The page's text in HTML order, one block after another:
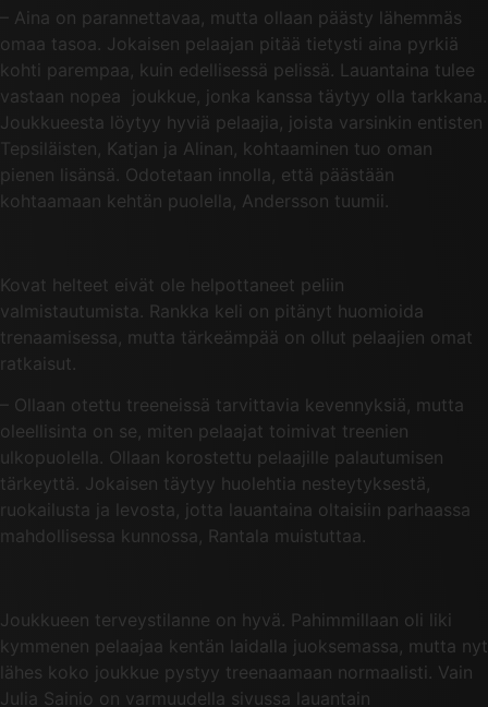
– Aina on parannettavaa, mutta ollaan päästy lähemmäs
omaa tasoa. Jokaisen pelaajan pitää tietysti aina pyrkiä
kohti parempaa, kuin edellisessä pelissä. Lauantaina tulee
vastaan nopea joukkue, jonka kanssa täytyy olla tarkkana.
Joukkueesta löytyy hyviä pelaajia, joista varsinkin entisten
Tepsiläisten, Katjan ja Alinan, kohtaaminen tuo oman
pienen lisänsä. Odotetaan innolla, että päästään
kohtaamaan kehtän puolella, Andersson tuumii.
Kovat helteet eivät ole helpottaneet peliin
valmistautumista. Rankka keli on pitänyt huomioida
trenaamisessa, mutta tärkeämpää on ollut pelaajien omat
ratkaisut.
– Ollaan otettu treeneissä tarvittavia kevennyksiä, mutta
oleellisinta on se, miten pelaajat toimivat treenien
ulkopuolella. Ollaan korostettu pelaajille palautumisen
tärkeyttä. Jokaisen täytyy huolehtia nesteytyksestä,
ruokailusta ja levosta, jotta lauantaina oltaisiin parhaassa
mahdollisessa kunnossa, Rantala muistuttaa.
Joukkueen terveystilanne on hyvä. Pahimmillaan oli liki
kymmenen pelaajaa kentän laidalla juoksemassa, mutta nyt
lähes koko joukkue pystyy treenaamaan normaalisti. Vain
Julia Sainio on varmuudella sivussa lauantain